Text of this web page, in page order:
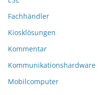
Fachhändler
Kiosklösungen
Kommentar
Kommunikationshardware
Mobilcomputer